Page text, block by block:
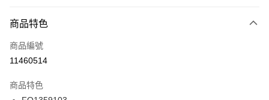
３．安心：先確認商品／服務後，再付款。
【「AFTEE先享後付」結帳流程】
１．於結帳方式選擇「AFTEE先享後付」後，將跳轉至「AFTEE先享後付」
２．訂單成立數日內，您將收到繳費通知簡訊。
３．收到繳費通知簡訊後14天內，點擊此簡訊中的連結，可透過四大超商／
每筆NT$100，滿NT$1,500(含以上)免運費
宅配
每筆NT$100，滿NT$1,500(含以上)免運費
付款後門市自取
商品特色
商品編號
11460514
商品特色